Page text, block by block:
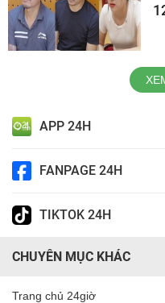
APP 24H
FANPAGE 24H
TIKTOK 24H
CHUYÊN MỤC KHÁC
Trang chủ 24giờ